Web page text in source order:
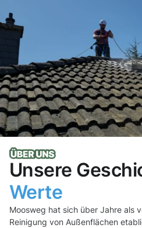
Unsere
Werte
Moosweg hat sich über Jahre als
Reinigung von Außenflächen